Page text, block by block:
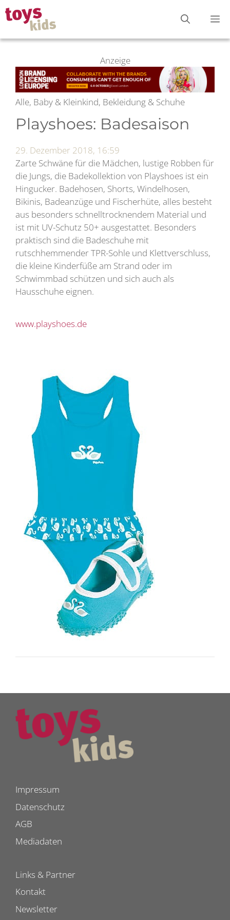
Zum
Inhalt
springen
Anzeige
Alle, Baby & Kleinkind, Bekleidung & Schuhe
Playshoes: Badesaison
29. Dezember 2018, 16:59
Zarte Schwäne für die Mädchen, lustige Robben für
die Jungs, die Badekollektion von Playshoes ist ein
Hingucker. Badehosen, Shorts, Windelhosen,
Bikinis, Badeanzüge und Fischerhüte, alles besteht
aus besonders schnelltrocknendem Material und
ist mit UV-Schutz 50+ ausgestattet. Besonders
praktisch sind die Badeschuhe mit
rutschhemmender TPR-Sohle und Klettverschluss,
die kleine Kinderfüße am Strand oder im
Schwimmbad schützen und sich auch als
Hausschuhe eignen.
www.playshoes.de
Impressum
Datenschutz
AGB
Mediadaten
Links & Partner
Kontakt
Newsletter